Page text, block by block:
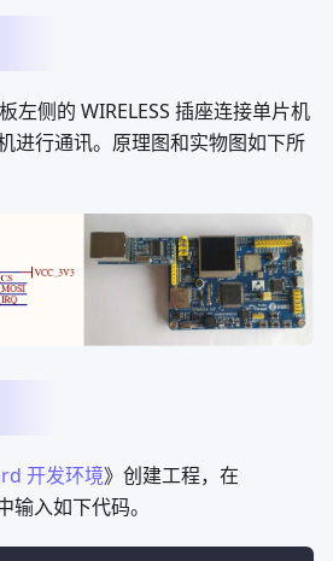
左侧的 WIRELESS 插座连接单片机
进行通讯。原理图和实物图如下所
开发环境》创建工程，在
入如下代码。